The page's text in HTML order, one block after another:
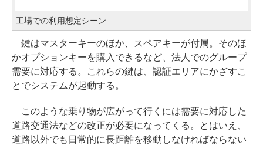
工場での利用想定シーン
鍵はマスターキーのほか、スペアキーが付属。そのほ
かオプションキーを購入できるなど、法人でのグループ
需要に対応する。これらの鍵は、認証エリアにかざすこ
とでシステムが起動する。
このような乗り物が広がって行くには需要に対応した
道路交通法などの改正が必要になってくる。とはいえ、
道路以外でも日常的に長距離を移動しなければならない